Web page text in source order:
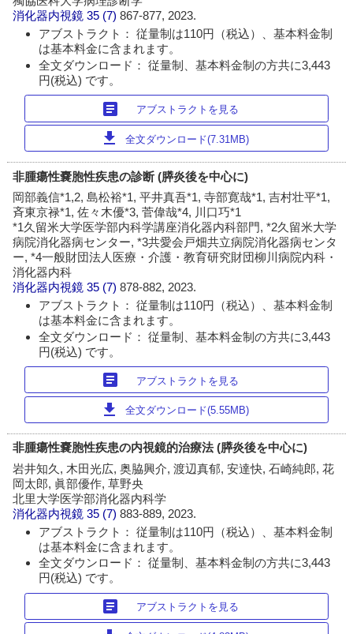
消化器内視鏡 35 (7)867-877, 2023.
アブストラクト： 従量制は110円（税込）、基本料金制
は基本料金に含まれます。
全文ダウンロード： 従量制、基本料金制の方共に3,443
円(税込) です。
article アブストラクトを見る
download 全文ダウンロード(7.31MB)
非腫瘍性嚢胞性疾患の診断 (膵炎後を中心に)
岡部義信*1,2, 島松裕*1, 平井真吾*1, 寺部寛哉*1, 吉村壮平*1,
斉東京禄*1, 佐々木優*3, 菅偉哉*4, 川口巧*1
*1久留米大学医学部内科学講座消化器内科部門, *2久留米大学
病院消化器病センター, *3共愛会戸畑共立病院消化器病センタ
ー, *4一般財団法人医療・介護・教育研究財団柳川病院内科・
消化器内科
消化器内視鏡 35 (7)878-882, 2023.
アブストラクト： 従量制は110円（税込）、基本料金制
は基本料金に含まれます。
全文ダウンロード： 従量制、基本料金制の方共に3,443
円(税込) です。
article アブストラクトを見る
download 全文ダウンロード(5.55MB)
非腫瘍性嚢胞性疾患の内視鏡的治療法 (膵炎後を中心に)
岩井知久, 木田光広, 奥脇興介, 渡辺真郁, 安達快, 石崎純郎, 花
岡太郎, 眞部優作, 草野央
北里大学医学部消化器内科学
消化器内視鏡 35 (7)883-889, 2023.
アブストラクト： 従量制は110円（税込）、基本料金制
は基本料金に含まれます。
全文ダウンロード： 従量制、基本料金制の方共に3,443
円(税込) です。
article アブストラクトを見る